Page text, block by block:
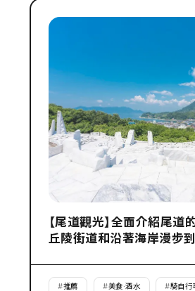
【尾道觀光】全面介紹尾道
丘陵街道和沿著海岸漫步
#推薦 #美食·酒水 #騎自行